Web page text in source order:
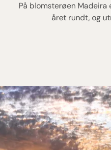
På blomsterøen
året rundt, og